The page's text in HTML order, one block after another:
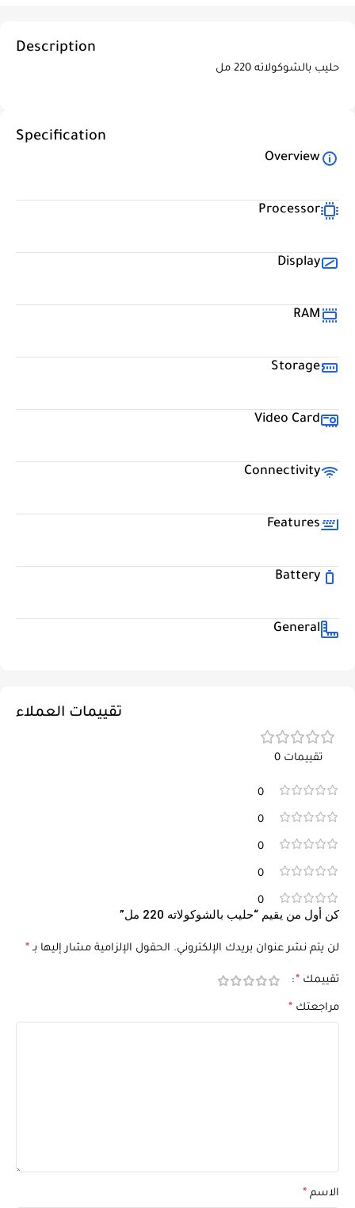
Description
حليب بالشوكولاته 220 مل
Specification
Overview
Processor
Display
RAM
Storage
Video Card
Connectivity
Features
Battery
General
تقييمات العملاء
تقييمات 0
0
0
0
0
0
كن أول من يقيم “حليب بالشوكولاته 220 مل”
لن يتم نشر عنوان بريدك الإلكتروني. الحقول الإلزامية مشار إليها بـ *
تقييمك *
مراجعتك *
الاسم *